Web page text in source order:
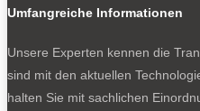
Umfangreiche Informationen
Unsere Experten kennen die
sind mit den aktuellen
halten Sie mit sachlichen